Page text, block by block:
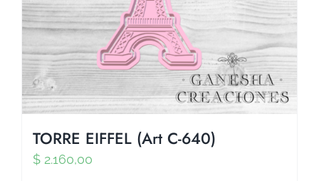
TORRE EIFFEL (Art C-640)
$ 2.160,00